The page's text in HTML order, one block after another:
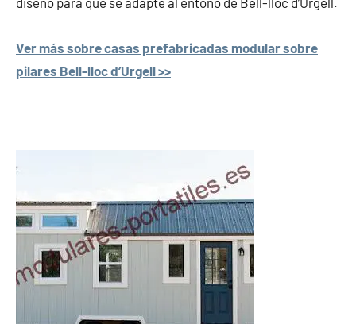
Ver más sobre casas prefabricadas modular sobre
pilares Bell-lloc d’Urgell >>